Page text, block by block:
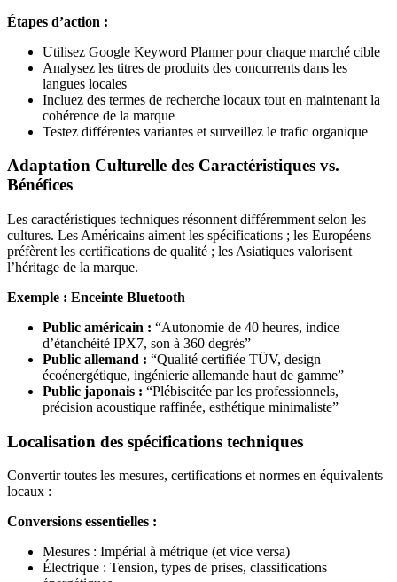
Étapes d’action :
Utilisez Google Keyword Planner pour chaque marché cible
Analysez les titres de produits des concurrents dans les
langues locales
Incluez des termes de recherche locaux tout en maintenant la
cohérence de la marque
Testez différentes variantes et surveillez le trafic organique
Adaptation Culturelle des Caractéristiques vs.
Bénéfices
Les caractéristiques techniques résonnent différemment selon les
cultures. Les Américains aiment les spécifications ; les Européens
préfèrent les certifications de qualité ; les Asiatiques valorisent
l’héritage de la marque.
Exemple : Enceinte Bluetooth
Public américain : “Autonomie de 40 heures, indice
d’étanchéité IPX7, son à 360 degrés”
Public allemand : “Qualité certifiée TÜV, design
écoénergétique, ingénierie allemande haut de gamme”
Public japonais : “Plébiscitée par les professionnels,
précision acoustique raffinée, esthétique minimaliste”
Localisation des spécifications techniques
Convertir toutes les mesures, certifications et normes en équivalents
locaux :
Conversions essentielles :
Mesures : Impérial à métrique (et vice versa)
Électrique : Tension, types de prises, classifications